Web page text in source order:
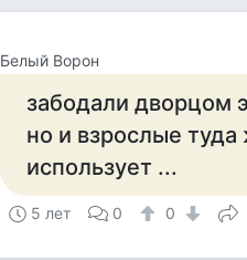
Белый Ворон
забодали дворцом
но и взрослые туда
использует ...
5 лет 0 0